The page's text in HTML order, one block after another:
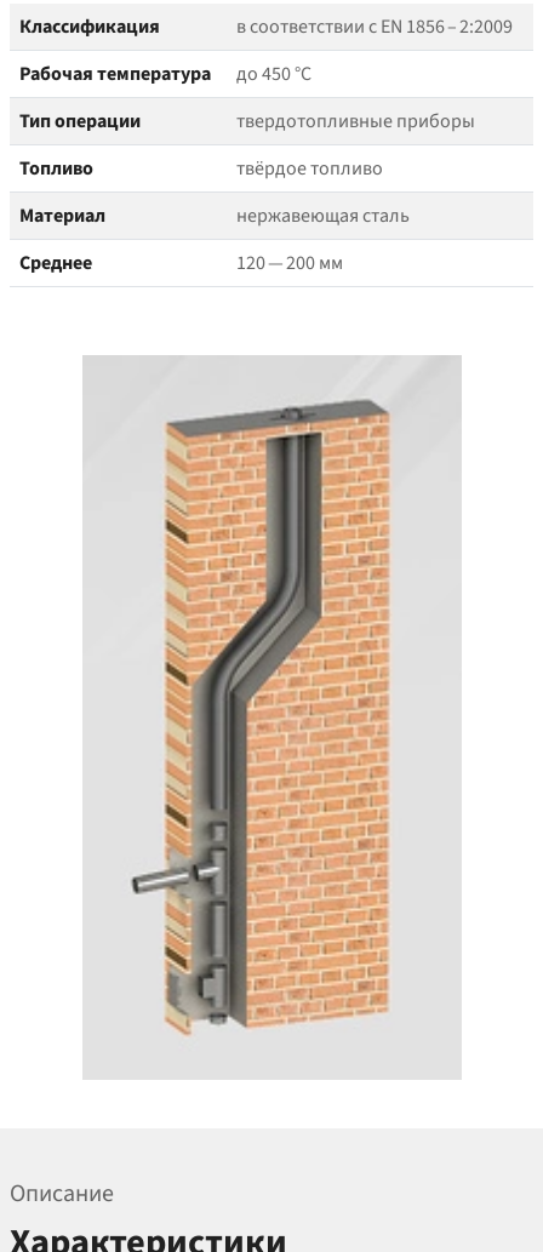
Классификация
в соответствии с EN 1856 – 2:2009
Рабочая температура
до 450 °C
Тип операции
твердотопливные приборы
Топливо
твёрдое топливо
Материал
нержавеющая сталь
Среднее
120 — 200 мм
Описание